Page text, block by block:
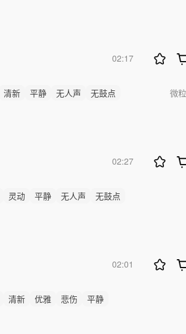
02:17
清新 平静 无人声
无鼓点
微
02:27
灵动 平静 无人声
无鼓点
02:01
清新 优雅 悲伤
平静